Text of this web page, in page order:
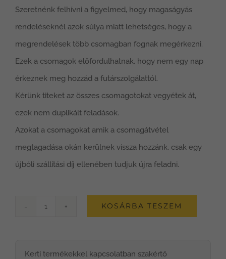
Szeretnénk felhívni a figyelmed, hogy magaságyás
rendeléseknél azok súlya miatt lehetséges, hogy a
megrendelések több csomagban fognak megérkezni.
Ezek a csomagok előfordulhatnak, hogy nem egy nap
érkeznek meg hozzád a futárszolgálattól.
Kérünk titeket az összes csomagotokat vegyétek át,
ezek nem duplikált feladások.
Azokat a csomagokat amik a csomagátvétel
megtagadása okán kerülnek vissza hozzánk, csak egy
újbóli szállítási díj ellenében tudjuk újra feladni.
KOSÁRBA TESZEM
Kerti termékekkel kapcsolatban szakértő